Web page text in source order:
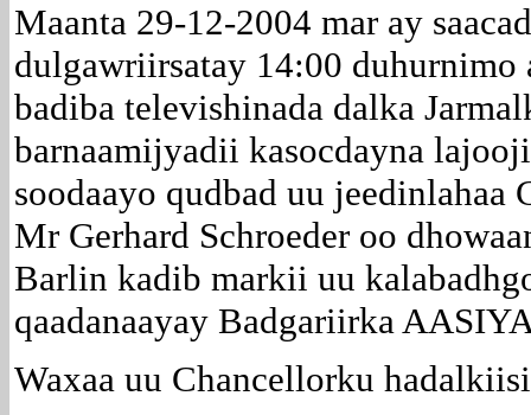
Maanta 29-12-2004 mar ay
dulgawriirsatay 14:00 duhurnimo
badiba televishinada dalka
barnaamijyadii kasocdayna
soodaayo qudbad uu jeedinlahaa
Mr Gerhard Schroeder oo
Barlin kadib markii uu
qaadanaayay Badgariirka
Waxaa uu Chancellorku